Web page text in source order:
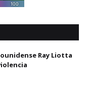
Ray Liotta